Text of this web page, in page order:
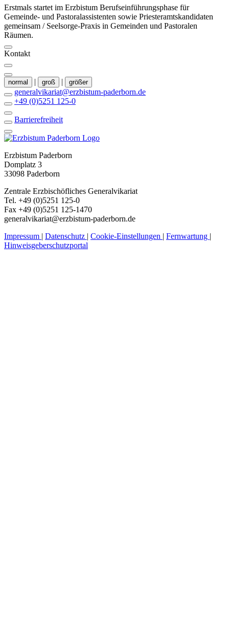
Erstmals startet im Erzbistum Berufseinführungsphase für
Gemeinde- und Pastoralassistenten sowie Priesteramtskandidaten
gemeinsam / Seelsorge-Praxis in Gemeinden und Pastoralen
Räumen.
Kontakt
normal | groß | größer
generalvikariat@erzbistum-paderborn.de
+49 (0)5251 125-0
Barrierefreiheit
Erzbistum Paderborn
Domplatz 3
33098 Paderborn
Zentrale Erzbischöfliches Generalvikariat
Tel. +49 (0)5251 125-0
Fax +49 (0)5251 125-1470
generalvikariat@erzbistum-paderborn.de
Impressum | Datenschutz | Cookie-Einstellungen | Fernwartung |
Hinweisgeberschutzportal